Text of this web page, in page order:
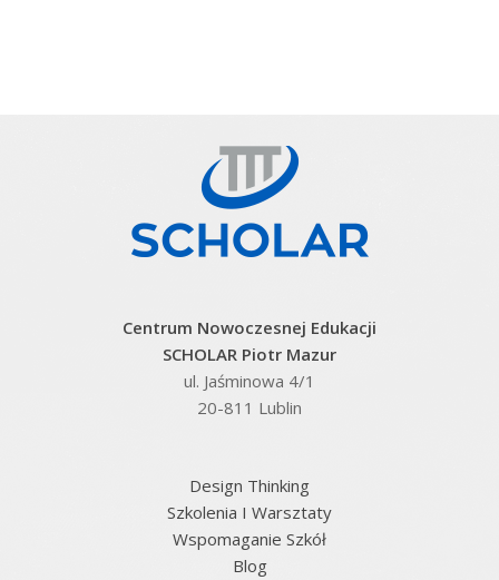
Centrum Nowoczesnej Edukacji
SCHOLAR Piotr Mazur
ul. Jaśminowa 4/1
20-811 Lublin
Design Thinking
Szkolenia I Warsztaty
Wspomaganie Szkół
Blog